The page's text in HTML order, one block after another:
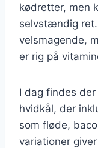
kødretter, men
selvstændig ret.
velsmagende,
er rig på
I dag findes
hvidkål, der
som fløde,
variationer